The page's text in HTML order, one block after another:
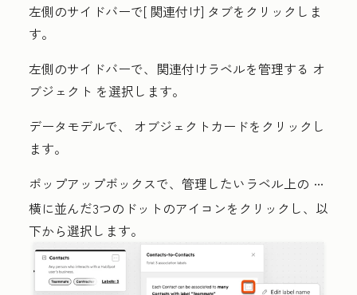
左側のサイドバーで[ 関連付け] タブをクリックしま
す。
左側のサイドバーで、関連付けラベルを管理する オ
ブジェクト を選択します。
データモデルで、 オブジェクトカードをクリックし
ます。
ポップアップボックスで、管理したいラベル上の ellipses
横に並んだ3つのドットのアイコンをクリックし、以
下から選択します。